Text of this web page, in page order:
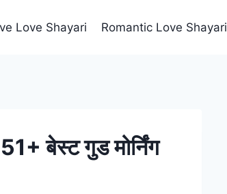
Love Shayari Romantic Love Shayari
बेस्ट गुड मोर्निंग